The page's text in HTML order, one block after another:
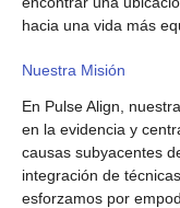
hacia una vida más
Nuestra Misión
En Pulse Align,
en la evidencia y
causas subyacentes
integración de
esforzamos por